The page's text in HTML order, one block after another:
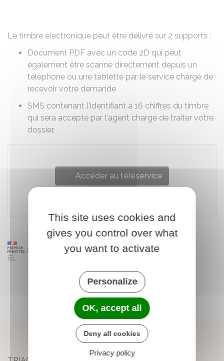
Le timbre électronique peut être délivré sur 2 supports :
Document PDF avec un code 2D qui peut
également être scanné directement depuis un
téléphone ou une tablette par le service chargé de
recevoir votre demande
SMS contenant l'identifiant à 16 chiffres du timbre
qui sera accepté par l'agent chargé de traiter votre
dossier.
Accéder au téléservice
This site uses cookies and
gives you control over what
you want to activate
Personalize
OK, accept all
Deny all cookies
Privacy policy